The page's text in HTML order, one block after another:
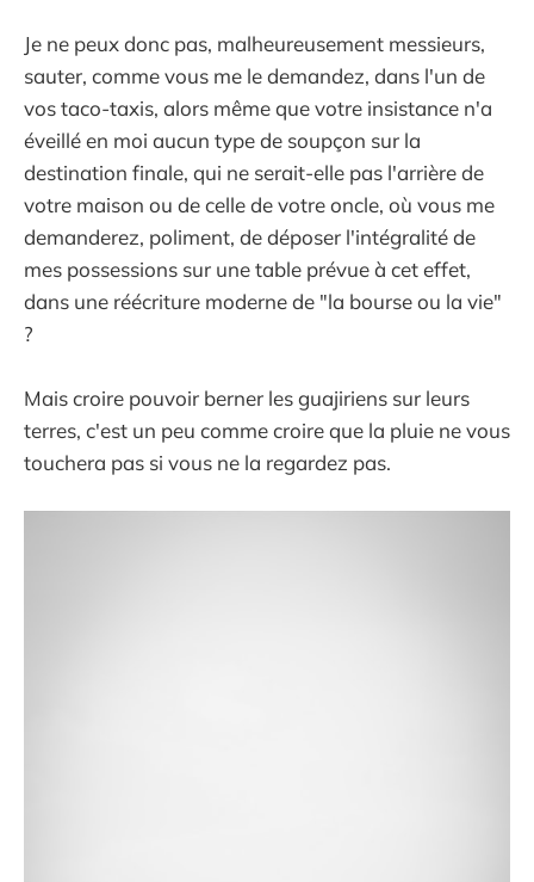
Je ne peux donc pas, malheureusement messieurs,
sauter, comme vous me le demandez, dans l'un de
vos taco-taxis, alors même que votre insistance n'a
éveillé en moi aucun type de soupçon sur la
destination finale, qui ne serait-elle pas l'arrière de
votre maison ou de celle de votre oncle, où vous me
demanderez, poliment, de déposer l'intégralité de
mes possessions sur une table prévue à cet effet,
dans une réécriture moderne de "la bourse ou la vie"
?
Mais croire pouvoir berner les guajiriens sur leurs
terres, c'est un peu comme croire que la pluie ne vous
touchera pas si vous ne la regardez pas.